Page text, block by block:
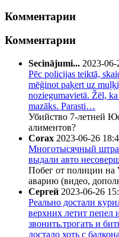
Комментарии
Комментарии
Secinājumi... 2023-
Pēc policijas teiktā,
mēģinot paķert uz
noziegumavietā. Žēl,
mazāks. Parasti…
Убийство 7-летней
алиментов?
Corax 2023-06-26
Многотысячный
выдали авто
Побег от полиции на
аварию (видео,
Сергей 2023-06-26
Реально достали
верхних летит пепел
звонить.трогать и
достало хоть с